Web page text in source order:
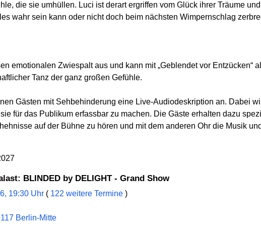
die sie umhüllen. Luci ist derart ergriffen vom Glück ihrer Träume
wahr sein kann oder nicht doch beim nächsten Wimpernschlag
emotionalen Zwiespalt aus und kann mit „Geblendet vor Entzücken“
Tanz der ganz großen Gefühle.
Gästen mit Sehbehinderung eine Live-Audiodeskription an. Dabei
für das Publikum erfassbar zu machen. Die Gäste erhalten dazu
auf der Bühne zu hören und mit dem anderen Ohr die Musik
BLINDED by DELIGHT - Grand Show
19:30 Uhr ( 122 weitere Termine )
Berlin-Mitte